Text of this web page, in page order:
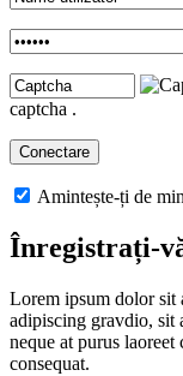
captcha .
Amintește-ți de
Înregistrați-
Lorem ipsum dolor sit
adipiscing gravdio, sit
neque at purus
consequat.